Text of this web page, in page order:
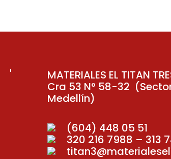
MATERIALES EL TITAN
Cra 53 N° 58-32
Medellín)
(604) 448 05 51
320 216 7988 – 313